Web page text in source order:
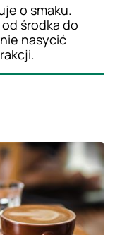
o smaku.
środka do
nasycić